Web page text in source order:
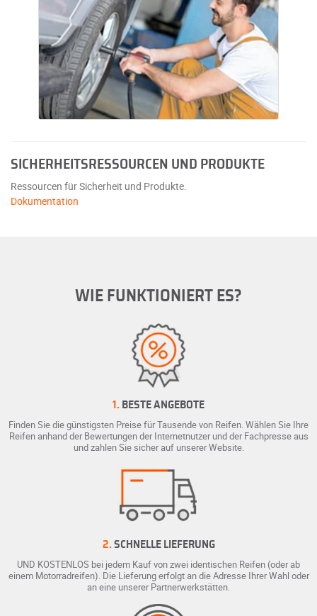
SICHERHEITSRESSOURCEN UND PRODUKTE
Ressourcen für Sicherheit und Produkte.
Dokumentation
WIE FUNKTIONIERT ES?
1. BESTE ANGEBOTE
Finden Sie die günstigsten Preise für Tausende von Reifen. Wählen Sie Ihre
Reifen anhand der Bewertungen der Internetnutzer und der Fachpresse aus
und zahlen Sie sicher auf unserer Website.
2. SCHNELLE LIEFERUNG
UND KOSTENLOS bei jedem Kauf von zwei identischen Reifen (oder ab
einem Motorradreifen). Die Lieferung erfolgt an die Adresse Ihrer Wahl oder
an eine unserer Partnerwerkstätten.